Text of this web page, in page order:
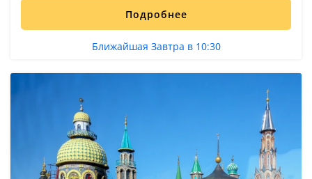
Подробнее
Ближайшая Завтра в 10:30